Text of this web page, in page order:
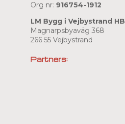
Org nr: 916754-1912
LM Bygg i Vejbystrand HB
Magnarpsbyaväg 368
266 55 Vejbystrand
Partners: